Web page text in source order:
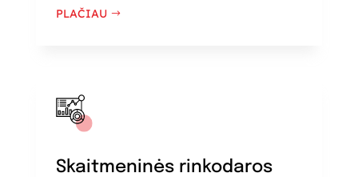
PLAČIAU
Skaitmeninės rinkodaros